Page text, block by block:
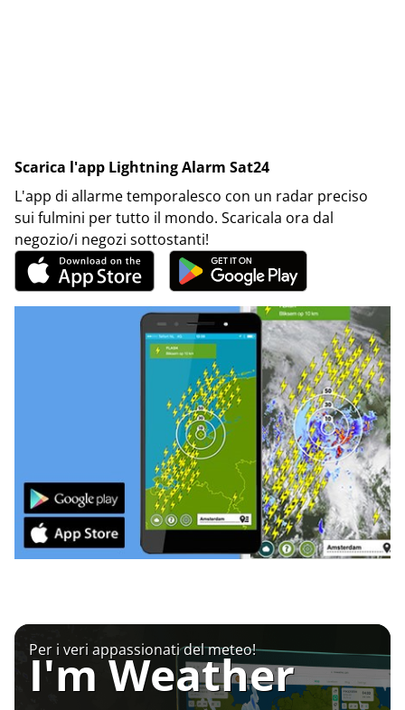
Scarica l'app Lightning Alarm Sat24
L'app di allarme temporalesco con un radar preciso
sui fulmini per tutto il mondo. Scaricala ora dal
negozio/i negozi sottostanti!
Per i veri appassionati del meteo!
I'm Weather